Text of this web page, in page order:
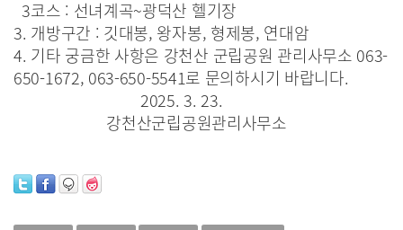
3코스 : 선녀계곡~광덕산 헬기장
3. 개방구간 : 깃대봉, 왕자봉, 형제봉, 연대암
4. 기타 궁금한 사항은 강천산 군립공원 관리사무소 063-
650-1672, 063-650-5541로 문의하시기 바랍니다.
2025. 3. 23.
강천산군립공원관리사무소